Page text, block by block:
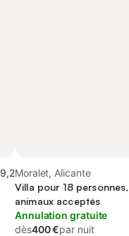
9,2Moralet, Alicante
Villa pour 18
animaux acceptés
Annulation gratuite
dès400 €par nuit